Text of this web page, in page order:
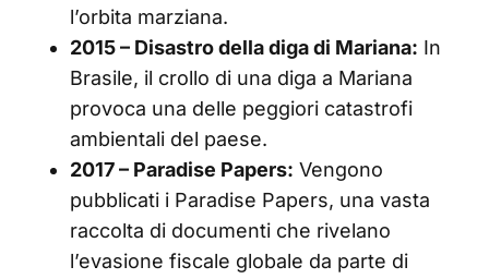
l’orbita marziana.
2015 – Disastro della diga di Mariana: In
Brasile, il crollo di una diga a Mariana
provoca una delle peggiori catastrofi
ambientali del paese.
2017 – Paradise Papers: Vengono
pubblicati i Paradise Papers, una vasta
raccolta di documenti che rivelano
l’evasione fiscale globale da parte di